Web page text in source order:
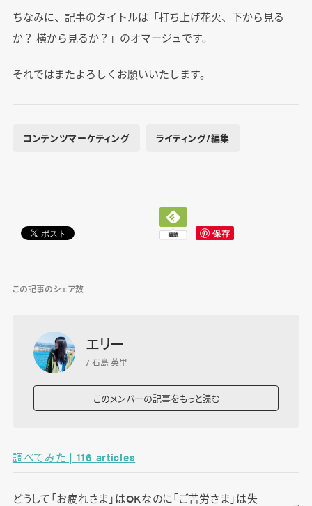
ちなみに、記事のタイトルは「打ち上げ花火、下から見る
か？ 横から見るか？」のオマージュです。
それではまたよろしくお願いいたします。
コンテンツマーケティング ライティング/編集
この記事のシェア数
エリー
/ 石島 英里
このメンバーの記事をもっと読む
調べてみた | 116 articles
どうして「お疲れさま」はOKなのに「ご苦労さま」は失